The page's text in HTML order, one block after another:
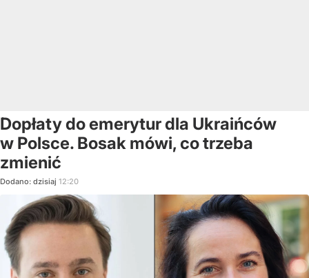
Dopłaty do emerytur dla Ukraińców
w Polsce. Bosak mówi, co trzeba
zmienić
Dodano: dzisiaj 12:20